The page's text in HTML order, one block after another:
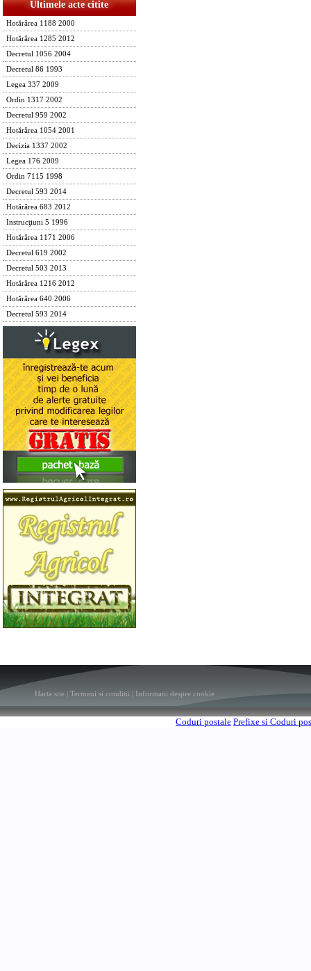
Ultimele acte citite
Hotărârea 1188 2000
Hotărârea 1285 2012
Decretul 1056 2004
Decretul 86 1993
Legea 337 2009
Ordin 1317 2002
Decretul 959 2002
Hotărârea 1054 2001
Decizia 1337 2002
Legea 176 2009
Ordin 7115 1998
Decretul 593 2014
Hotărârea 683 2012
Instrucţiuni 5 1996
Hotărârea 1171 2006
Decretul 619 2002
Decretul 503 2013
Hotărârea 1216 2012
Hotărârea 640 2006
Decretul 593 2014
Harta site | Termeni si conditii | Informatii despre cookie
Coduri postale Prefixe si Coduri